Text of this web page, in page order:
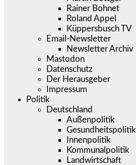
Rainer Bohnet
Roland Appel
Küppersbusch TV
Email-Newsletter
Newsletter Archiv
Mastodon
Datenschutz
Der Herausgeber
Impressum
Politik
Deutschland
Außenpolitik
Gesundheitspolitik
Innenpolitik
Kommunalpolitik
Landwirtschaft